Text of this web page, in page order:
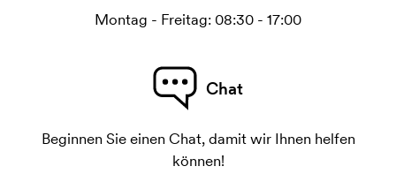
Montag - Freitag: 08:30 - 17:00
Chat
Beginnen Sie einen Chat, damit wir Ihnen helfen
können!